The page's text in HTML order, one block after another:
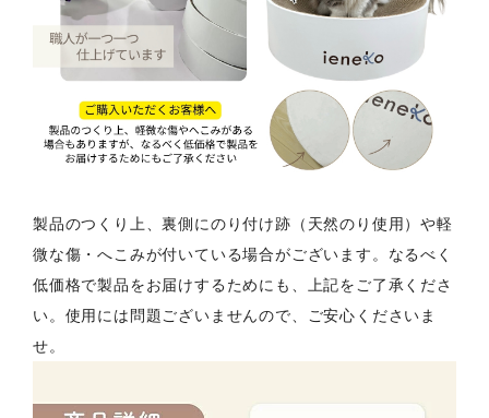
製品のつくり上、裏側にのり付け跡（天然のり使用）や軽
微な傷・へこみが付いている場合がございます。なるべく
低価格で製品をお届けするためにも、上記をご了承くださ
い。使用には問題ございませんので、ご安心くださいま
せ。